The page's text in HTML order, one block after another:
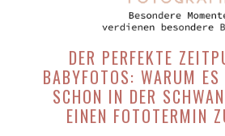
DER PERFEKTE
BABYFOTOS: WARUM
SCHON IN DER
EINEN FOTOTERMIN